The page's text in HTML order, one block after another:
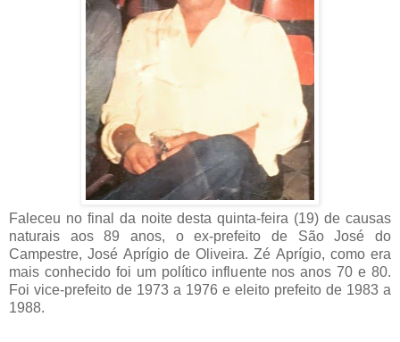
Faleceu no final da noite desta quinta-feira (19) de causas
naturais aos 89 anos, o ex-prefeito de São José do
Campestre, José Aprígio de Oliveira. Zé Aprígio, como era
mais conhecido foi um político influente nos anos 70 e 80.
Foi vice-prefeito de 1973 a 1976 e eleito prefeito de 1983 a
1988.